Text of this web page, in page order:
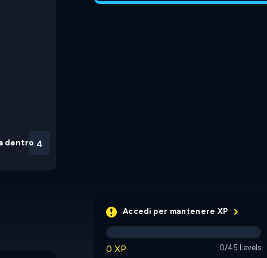
dentro 3
Accedi per mantenere XP
0 XP 0/45 Levels